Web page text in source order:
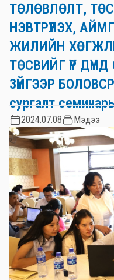
ТӨЛӨВЛӨЛТ,
НЭВТРҮҮЛЭХ,
ЖИЛИЙН
ТӨСВИЙГ ҮР
ЗҮЙГЭЭР
сургалт
2024.07.08 Мэдээ